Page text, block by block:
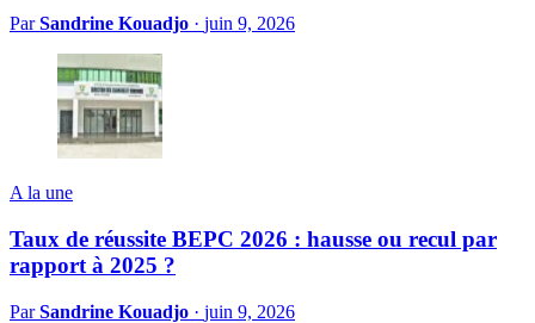
ParSandrine Kouadjo · juin 9, 2026
A la une
Taux de réussite BEPC 2026 : hausse ou recul par
rapport à 2025 ?
ParSandrine Kouadjo · juin 9, 2026